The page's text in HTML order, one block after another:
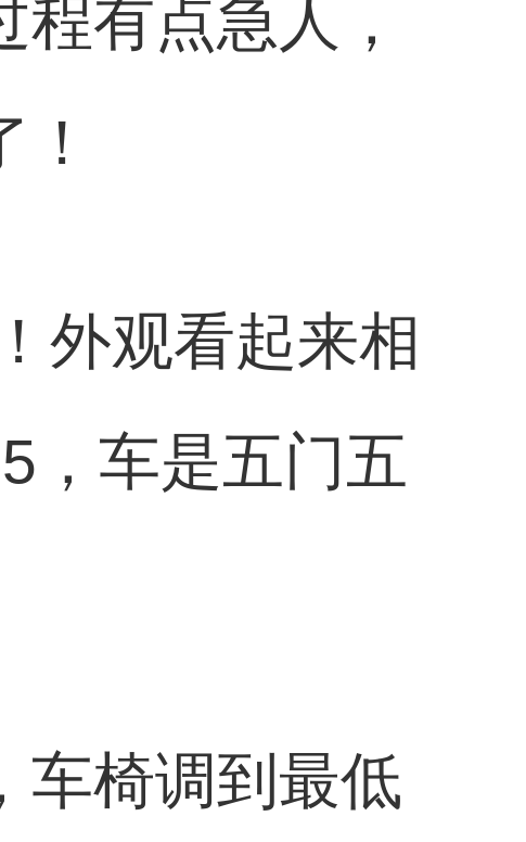
有点急人，
外观看起来相
，车是五门五
车椅调到最低